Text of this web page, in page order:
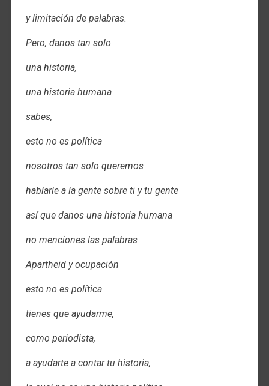
y limitación de palabras.
Pero, danos tan solo
una historia,
una historia humana
sabes,
esto no es política
nosotros tan solo queremos
hablarle a la gente sobre ti y tu gente
así que danos una historia humana
no menciones las palabras
Apartheid y ocupación
esto no es política
tienes que ayudarme,
como periodista,
a ayudarte a contar tu historia,